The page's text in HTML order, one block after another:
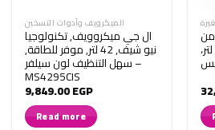
الميكرويف وأدوات التسخين
ال جي ميكروويف, تكنولوجيا
نيو شيف, 42 لتر, موفر للطاقة,
سهل التنظيف لون سيلفر –
MS4295CIS
9,849.00EGP
Read more
بيكو، 90 سم بمروحة، 90 لتر،